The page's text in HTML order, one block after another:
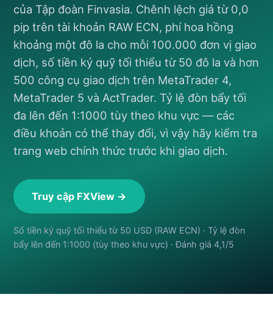
của Tập đoàn Finvasia. Chênh lệch giá từ 0,0
pip trên tài khoản RAW ECN, phí hoa hồng
khoảng một đô la cho mỗi 100.000 đơn vị giao
dịch, số tiền ký quỹ tối thiểu từ 50 đô la và hơn
500 công cụ giao dịch trên MetaTrader 4,
MetaTrader 5 và ActTrader. Tỷ lệ đòn bẩy tối
đa lên đến 1:1000 tùy theo khu vực — các
điều khoản có thể thay đổi, vì vậy hãy kiểm tra
trang web chính thức trước khi giao dịch.
Truy cập FXView →
Số tiền ký quỹ tối thiểu từ 50 USD (RAW ECN) · Tỷ lệ đòn
bẩy lên đến 1:1000 (tùy theo khu vực) · Đánh giá 4,1/5